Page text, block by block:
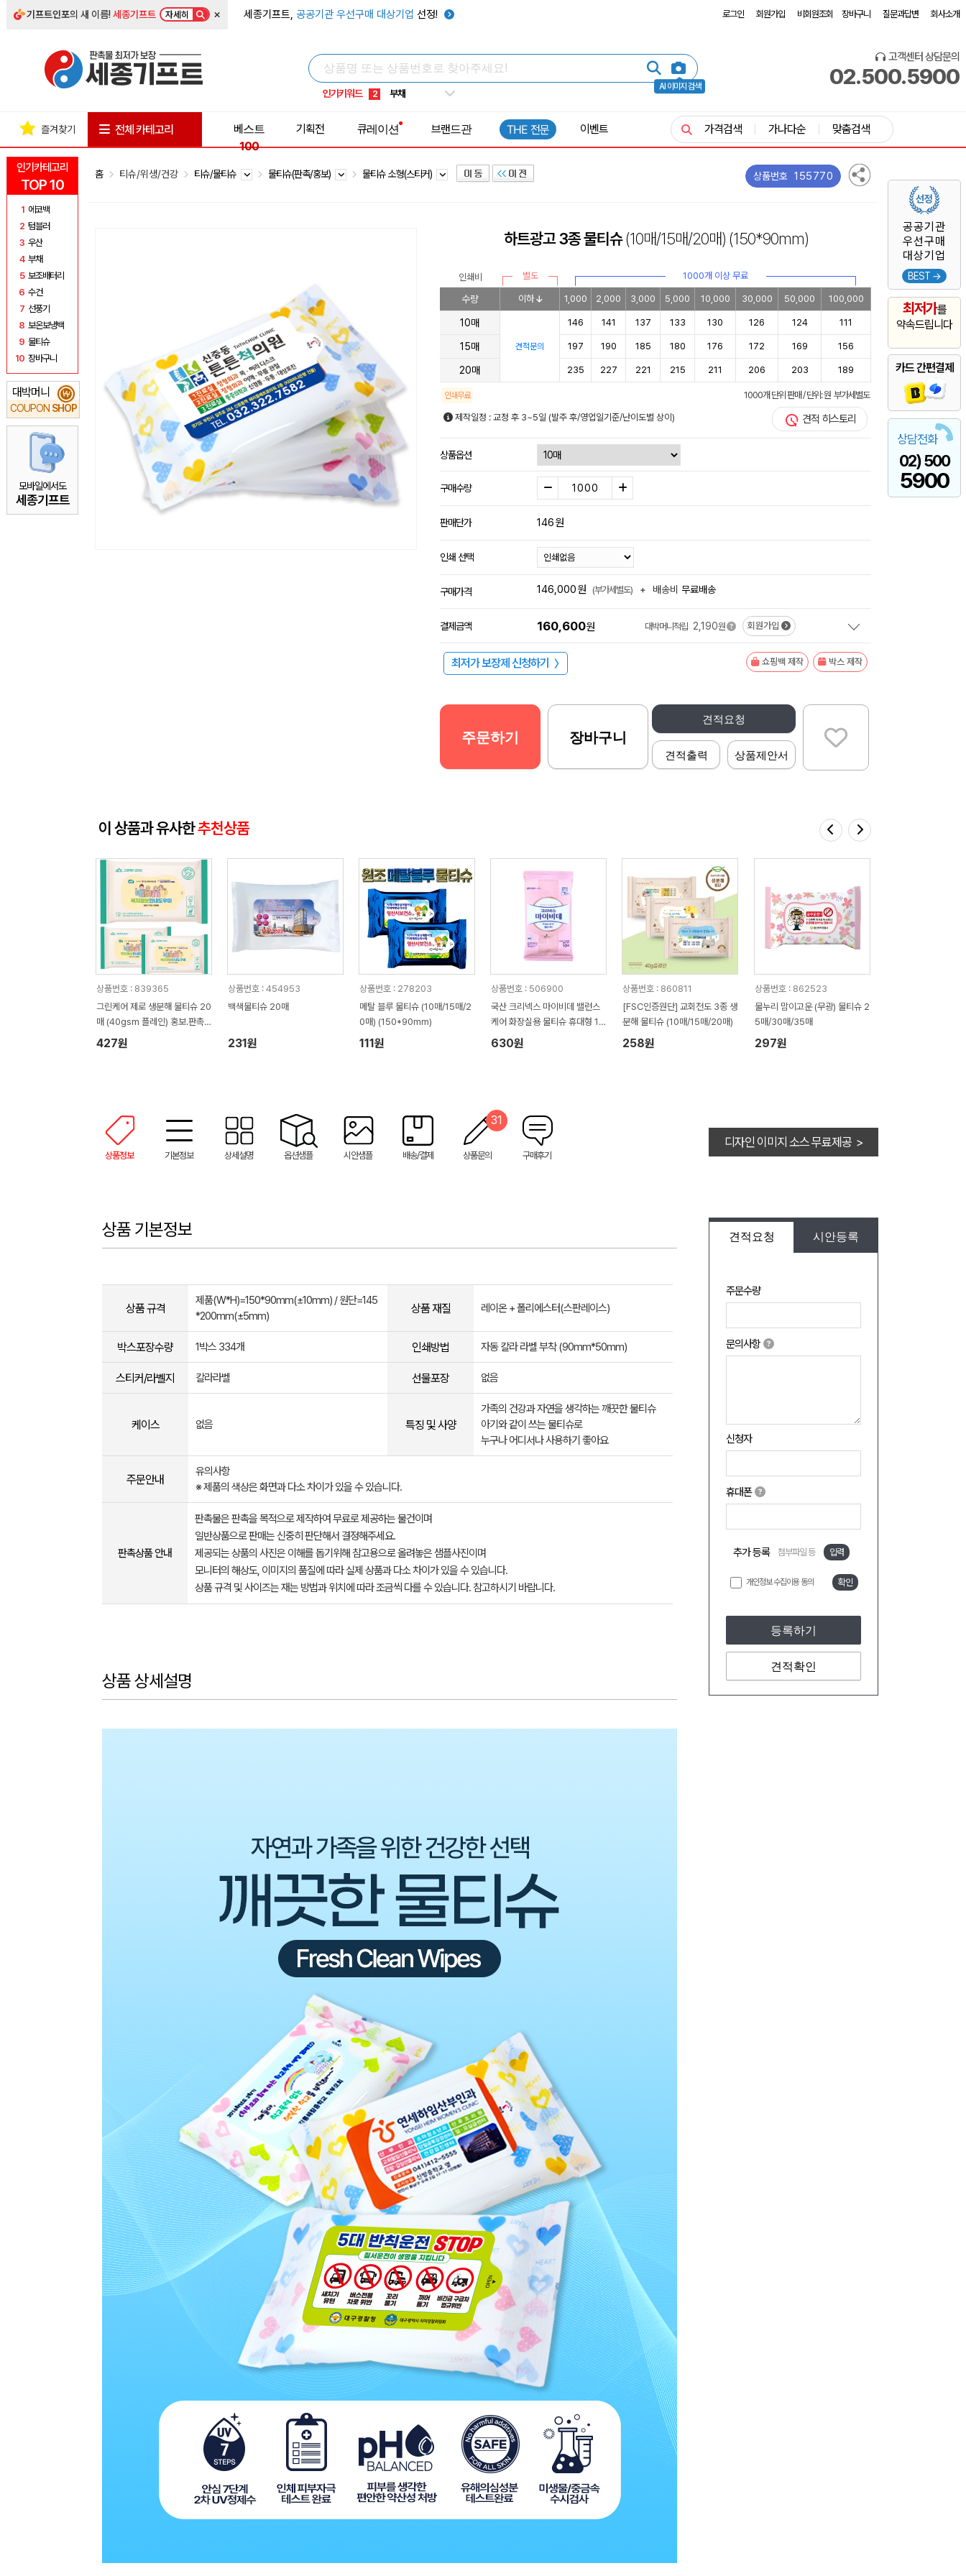
기프트인포의 새 이름!세종기프트 자세히 × 세종기프트, 공공기관 우선구매 대상기업 선정! 로그인 회원가입 비회원조회 장바구니 질문과답변 회사소개
AI 이미지 검색
인기키워드
1 선풍기
2 부채
4 보온보냉백
우산
고객센터 상담문의
02.500.5900
인기카테고리
TOP 10
1 에코백
2 텀블러
3 우산
4 부채
5 보조배터리
6 수건
7 선풍기
8 보온보냉백
9 물티슈
10 장바구니
대박머니
COUPON SHOP
₩
모바일에서도
세종기프트
공공기관
우선구매
대상기업
BEST →
최저가를
약속드립니다
카드 간편결제
상담전화
02) 500
5900
즐겨찾기 전체 카테고리
베스트
100
기획전 큐레이션 브랜드관 THE 전문 이벤트 가격검색 가나다순 맞춤검색
홈 티슈/위생/건강 티슈/물티슈 물티슈(판촉/홍보) 물티슈 소형(스티커) 상품번호 155770
하트광고 3종 물티슈(10매/15매/20매) (150*90mm)
인쇄비 별도 1000개 이상 무료
수량 이하 1,000 2,000 3,000 5,000 10,000 30,000 50,000 100,000
10매
견적문의
146 141 137 133 130 126 124 111
15매 197 190 185 180 176 172 169 156
20매 235 227 221 215 211 206 203 189
인쇄무료 1000개 단위 판매 / 단위: 원 부가세별도
제작일정 : 교정 후 3~5일 (발주 후/영업일기준/난이도별 상이) 견적 히스토리
상품옵션
구매수량
판매단가 146원
인쇄 선택
구매가격 146,000원 (부가세별도) + 배송비 무료배송
결제금액 160,600원 대박머니적립 2,190원 회원가입
최저가 보장제 신청하기 〉 쇼핑백 제작 박스 제작
견적요청
견적출력 상품제안서
주문하기 장바구니
이 상품과 유사한추천상품
상품번호 : 839365
그린케어 제로 생분해 물티슈 20
매 (40gsm 플레인) 홍보.판촉
용 물티슈
427원
상품번호 : 454953
백색물티슈 20매
231원
상품번호 : 278203
메탈 블루 물티슈 (10매/15매/2
0매) (150*90mm)
111원
상품번호 : 506900
국산 크리넥스 마이비데 밸런스
케어 화장실용 물티슈 휴대형 10
매
630원
상품번호 : 860811
[FSC인증원단] 교회전도 3종 생
분해 물티슈 (10매/15매/20매)
258원
상품번호 : 862523
물누리 맘이고운 (무광) 물티슈 2
5매/30매/35매
297원
상품정보 기본정보 상세설명 옵션샘플 시안샘플 배송/결제 상품문의
31
구매후기
디자인 이미지 소스 무료제공 >
견적요청 시안등록
주문수량
문의사항
신청자
휴대폰
추가 등록 첨부파일 등 입력
개인정보 수집이용 동의 확인
등록하기
견적확인
상품 기본정보
상품 규격
제품(W*H)=150*90mm(±10mm) / 원단=145
*200mm(±5mm)
상품 재질 레이온 + 폴리에스터(스판레이스)
박스포장수량 1박스 334개 인쇄방법 자동 칼라 라벨 부착 (90mm*50mm)
스티커/라벨지 칼라라벨 선물포장 없음
케이스 없음 특징 및 사양
가족의 건강과 자연을 생각하는 깨끗한 물티슈
아기와 같이 쓰는 물티슈로
누구나 어디서나 사용하기 좋아요
주문안내
유의사항
※ 제품의 색상은 화면과 다소 차이가 있을 수 있습니다.
판촉상품 안내
판촉물은 판촉을 목적으로 제작하여 무료로 제공하는 물건이며
일반상품으로 판매는 신중히 판단해서 결정해주세요.
제공되는 상품의 사진은 이해를 돕기위해 참고용으로 올려놓은 샘플사진이며
모니터의 해상도, 이미지의 품질에 따라 실제 상품과 다소 차이가 있을 수 있습니다.
상품 규격 및 사이즈는 재는 방법과 위치에 따라 조금씩 다를 수 있습니다. 참고하시기 바랍니다.
상품 상세설명